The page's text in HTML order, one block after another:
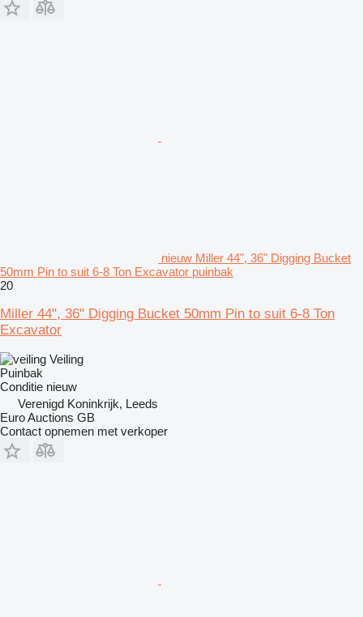
nieuw Miller 44", 36" Digging Bucket
50mm Pin to suit 6-8 Ton Excavator puinbak
20
Miller 44", 36" Digging Bucket 50mm Pin to suit 6-8 Ton
Excavator
Veiling
Puinbak
Conditie nieuw
Verenigd Koninkrijk, Leeds
Euro Auctions GB
Contact opnemen met verkoper